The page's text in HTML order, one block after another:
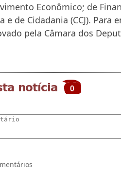
Econômico; de
e de Cidadania (CCJ). Para
pela Câmara dos
notícia 0